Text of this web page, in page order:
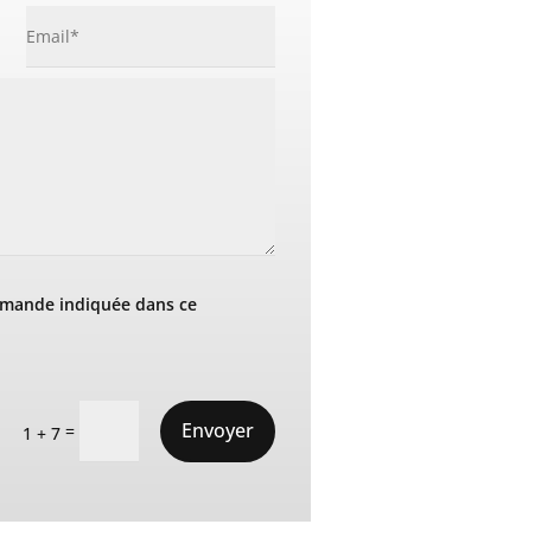
indiquée dans ce
1 + 7 = Envoyer